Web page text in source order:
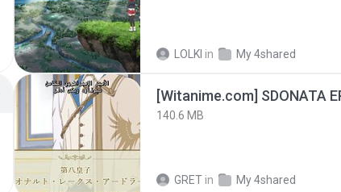
LOLKI in My 4shared
[Witanime.com] SDONATA
140.6 MB
GRET in My 4shared